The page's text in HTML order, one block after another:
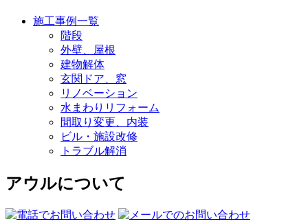
施工事例一覧
階段
外壁、屋根
建物解体
玄関ドア、窓
リノベーション
水まわりリフォーム
間取り変更、内装
ビル・施設改修
トラブル解消
アウルについて